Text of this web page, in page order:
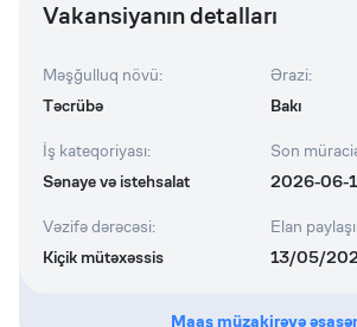
Vakansiyanın detalları
Məşğulluq növü:
Təcrübə
Ərazi:
Bakı
İş kateqoriyası:
Sənaye və istehsalat
Son
2026-06-
Vəzifə dərəcəsi:
Kiçik mütəxəssis
Elan
13/05/
Maaş müzakirəyə